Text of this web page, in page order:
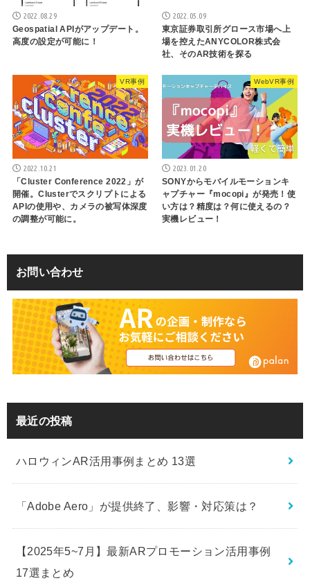
2022.08.29
Geospatial APIがアップデート。
高度の設定が可能に！
2022.05.09
東京証券取引所グロース市場へ上
場を控えたANYCOLOR株式会
社、そのAR技術を探る
VR事例
2022.10.21
「Cluster Conference 2022」が
開催。Clusterでスクリプトによる
APIの使用や、カメラの被写体深度
の調整が可能に。
WebVR事例
2023.01.20
SONYからモバイルモーションキ
ャプチャー『mocopi』が発売！使
い方は？精度は？何に使えるの？
実機レビュー！
お問い合わせ
最近の投稿
ハロウィンAR活用事例まとめ 13選
「Adobe Aero」が提供終了、影響・対応策は？
【2025年5~7月】最新ARプロモーション活用事例
17選まとめ